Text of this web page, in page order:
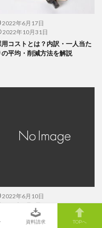
2022年6月17日
2022年10月31日
用コストとは？内訳・一人当た
の平均・削減方法を解説
2022年6月10日
2022年6月9日
担当の仕事内容とは？求めら
スキル＆磨く方法も解説
資料請求 TOPへ